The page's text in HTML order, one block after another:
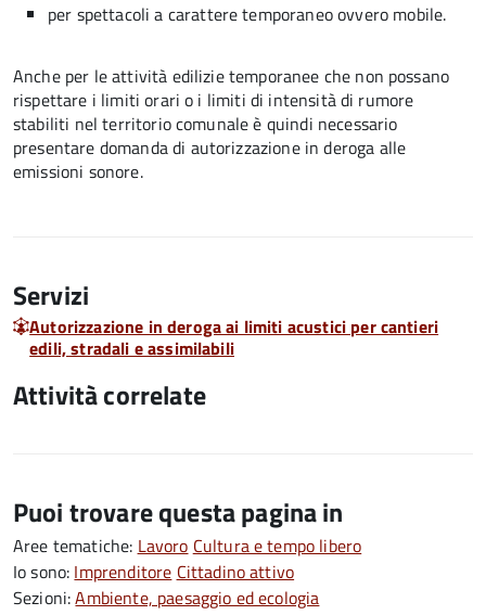
per spettacoli a carattere temporaneo ovvero mobile.
Anche per le attività edilizie temporanee che non possano
rispettare i limiti orari o i limiti di intensità di rumore
stabiliti nel territorio comunale è quindi necessario
presentare domanda di autorizzazione in deroga alle
emissioni sonore.
Servizi
Autorizzazione in deroga ai limiti acustici per cantieri
edili, stradali e assimilabili
Attività correlate
Puoi trovare questa pagina in
Aree tematiche: Lavoro Cultura e tempo libero
Io sono: Imprenditore Cittadino attivo
Sezioni:Ambiente, paesaggio ed ecologia